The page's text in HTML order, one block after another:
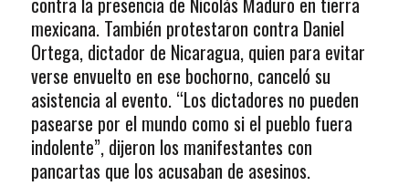
mexicana. También protestaron contra Daniel
Ortega, dictador de Nicaragua, quien para evitar
verse envuelto en ese bochorno, canceló su
asistencia al evento. “Los dictadores no pueden
pasearse por el mundo como si el pueblo fuera
indolente”, dijeron los manifestantes con
pancartas que los acusaban de asesinos.